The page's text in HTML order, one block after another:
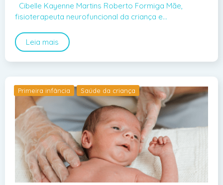
Cibelle Kayenne Martins Roberto Formiga Mãe,
fisioterapeuta neurofuncional da criança e…
Leia mais
Primeira infância Saúde da criança